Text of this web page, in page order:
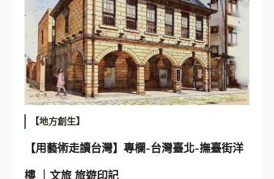
【地方創生】
【用藝術走讀台灣】專欄-台灣臺北-撫臺街洋
樓 ｜文旅 旅遊印記